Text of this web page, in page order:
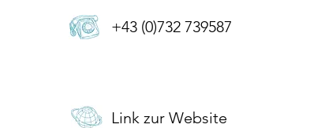
+43 (0)732 739587
Link zur Website